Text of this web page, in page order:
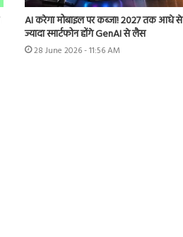
AI करेगा मोबाइल पर कब्जा! 2027 तक आधे से
ज्यादा स्मार्टफोन होंगे GenAI से लैस
28 June 2026 - 11:56 AM